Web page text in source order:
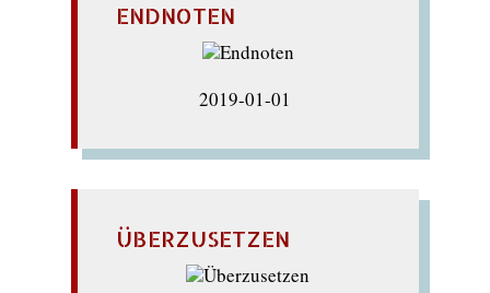
ENDNOTEN
2019-01-01
ÜBERZUSETZEN